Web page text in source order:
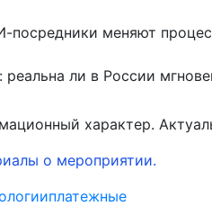
посредники меняют
ли в России
характер.
о мероприятии.
платежные